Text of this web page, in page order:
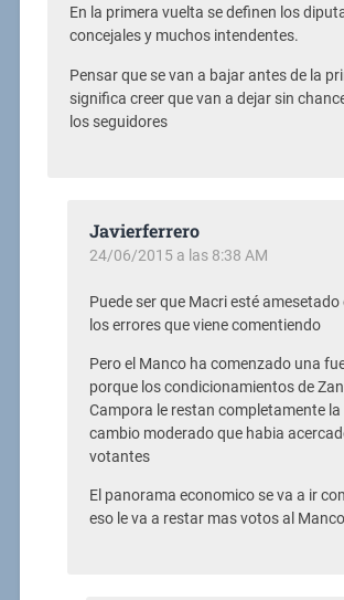
En la primera vuelta se definen los
concejales y muchos intendentes.
Pensar que se van a bajar antes de la
significa creer que van a dejar sin
los seguidores
Javierferrero
24/06/2015 a las 8:38 AM
Puede ser que Macri esté amesetado
los errores que viene comentiendo
Pero el Manco ha comenzado una
porque los condicionamientos de
Campora le restan completamente la
cambio moderado que habia
votantes
El panorama economico se va a ir
eso le va a restar mas votos al Manco